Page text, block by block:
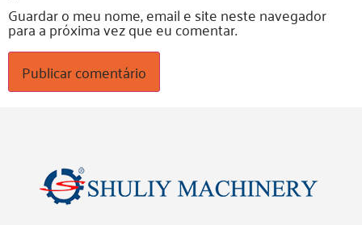
Guardar o meu nome, email e site neste navegador
para a próxima vez que eu comentar.